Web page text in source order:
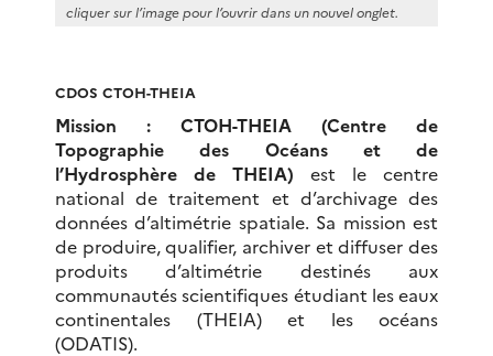
cliquer sur l’image pour l’ouvrir dans un nouvel onglet.
CDOS CTOH-THEIA
Mission : CTOH-THEIA (Centre de
Topographie des Océans et de
l’Hydrosphère de THEIA) est le centre
national de traitement et d’archivage des
données d’altimétrie spatiale. Sa mission est
de produire, qualifier, archiver et diffuser des
produits d’altimétrie destinés aux
communautés scientifiques étudiant les eaux
continentales (THEIA) et les océans
(ODATIS).